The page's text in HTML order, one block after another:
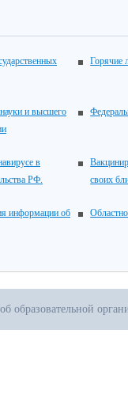
Горячие
и высшего
в
РФ.
своих
информации об
образовательной